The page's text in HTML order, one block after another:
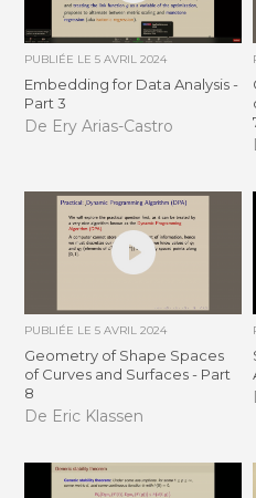
PUBLIÉE LE5 AVRIL 2024
Embedding for Data Analysis -
Part 3
De Ery Arias-Castro
PUBLIÉE LE5 AVRIL 2024
Geometry of Shape Spaces
of Curves and Surfaces - Part
8
De Eric Klassen